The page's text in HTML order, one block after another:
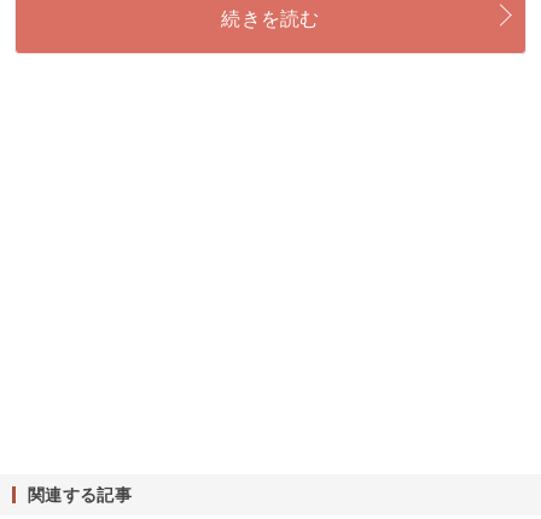
続きを読む
関連する記事